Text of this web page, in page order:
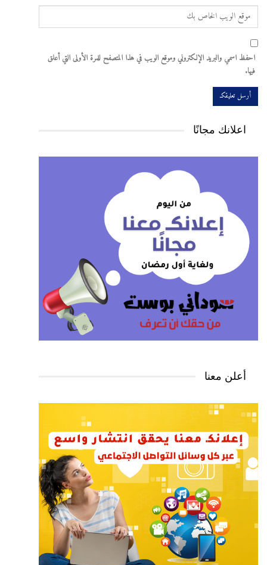
احفظ اسمي والبريد الإلكتروني وموقع الويب في هذا المتصفح للمرة الأولى التي أعلق
فيها.
اعلانك مجانًا
أعلن معنا